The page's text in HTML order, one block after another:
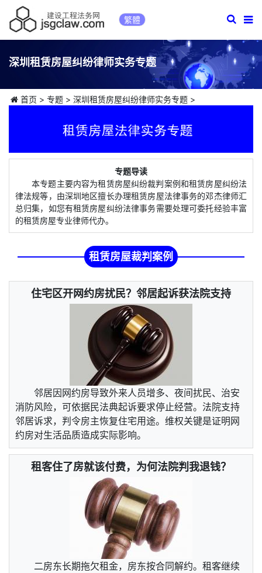
繁體
深圳租赁房屋纠纷律师实务专题
首页 > 专题> 深圳租赁房屋纠纷律师实务专题>
专题导读
本专题主要内容为租赁房屋纠纷裁判案例和租赁房屋纠纷法
律法规等，由深圳地区擅长办理租赁房屋法律事务的邓杰律师汇
总归集，如您有租赁房屋纠纷法律事务需要处理可委托经验丰富
的租赁房屋专业律师代办。
租赁房屋裁判案例
住宅区开网约房扰民？邻居起诉获法院支持
邻居因网约房导致外来人员增多、夜间扰民、治安
消防风险，可依据民法典起诉要求停止经营。法院支持
邻居诉求，判令房主恢复住宅用途。维权关键是证明网
约房对生活品质造成实际影响。
租客住了房就该付费，为何法院判我退钱？
二房东长期拖欠租金，房东按合同解约。租客继续